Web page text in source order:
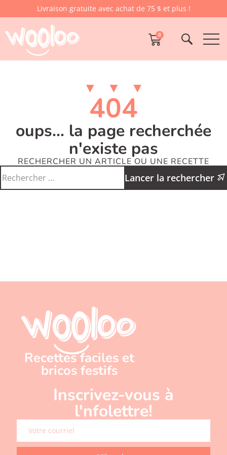
Livraison gratuite avec achat de 75 $ et plus !
0
404
oups... la page recherchée
n'existe pas
RECHERCHER UN ARTICLE OU UNE RECETTE
Lancer la rechercher
Recettes faciles et
bricos festifs
Inscrivez-vous à
l'nfolettre!